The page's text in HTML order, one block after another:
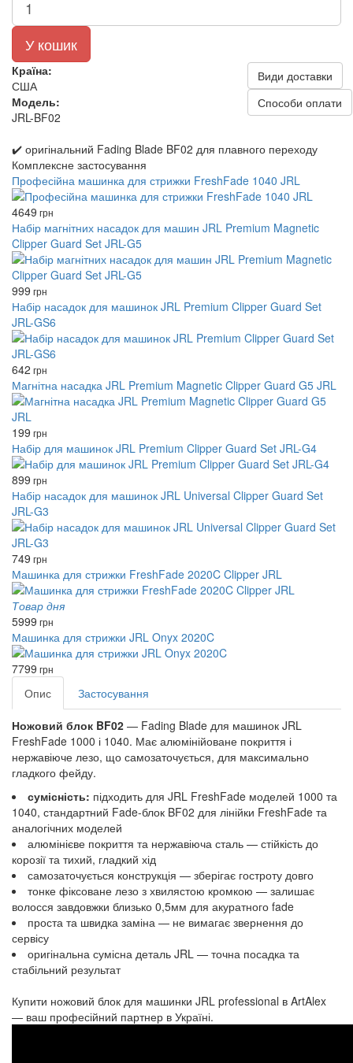
У кошик
Країна:
США
Модель:
JRL-BF02
Види доставки
Способи оплати
✔️ оригінальний Fading Blade BF02 для плавного переходу
Комплексне застосування
Професійна машинка для стрижки FreshFade 1040 JRL
4649 грн
Набір магнітних насадок для машин JRL Premium Magnetic
Clipper Guard Set JRL-G5
999 грн
Набір насадок для машинок JRL Premium Clipper Guard Set
JRL-GS6
642 грн
Магнітна насадка JRL Premium Magnetic Clipper Guard G5 JRL
199 грн
Набір для машинок JRL Premium Clipper Guard Set JRL-G4
899 грн
Набір насадок для машинок JRL Universal Clipper Guard Set
JRL-G3
749 грн
Машинка для стрижки FreshFade 2020C Clipper JRL
Товар дня
5999 грн
Машинка для стрижки JRL Onyx 2020C
7799 грн
Опис Застосування
Ножовий блок BF02 — Fading Blade для машинок JRL
FreshFade 1000 і 1040. Має алюмінійоване покриття і
нержавіюче лезо, що самозаточується, для максимально
гладкого фейду.
сумісність: підходить для JRL FreshFade моделей 1000 та
1040, стандартний Fade-блок BF02 для лінійки FreshFade та
аналогічних моделей
алюмінієве покриття та нержавіюча сталь — стійкість до
корозії та тихий, гладкий хід
самозаточується конструкція — зберігає гостроту довго
тонке фіксоване лезо з хвилястою кромкою — залишає
волосся завдовжки близько 0,5мм для акуратного fade
проста та швидка заміна — не вимагає звернення до
сервісу
оригінальна сумісна деталь JRL — точна посадка та
стабільний результат
Купити ножовий блок для машинки JRL professional в ArtAlex
— ваш професійний партнер в Україні.